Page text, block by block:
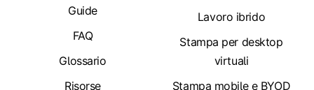
Guide
FAQ
Glossario
Risorse
Lavoro ibrido
Stampa per desktop
virtuali
Stampa mobile e BYOD